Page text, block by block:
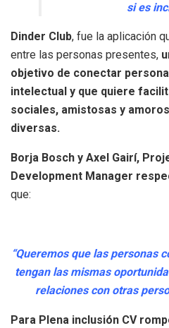
si es
Dinder Club, fue la aplicación
entre las personas presentes,
objetivo de conectar
intelectual y que quiere
sociales, amistosas y
diversas.
Borja Bosch y Axel Gairí,
Development Manager
que:
“Queremos que las personas
tengan las mismas
relaciones con otras
Para Plena inclusión CV